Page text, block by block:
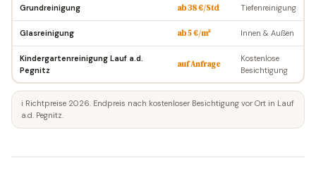
Grundreinigung ab 38 €/Std Tiefenreinigung
Glasreinigung ab 5 €/m² Innen & Außen
Kindergartenreinigung Lauf a.d.
Pegnitz
auf Anfrage
Kostenlose
Besichtigung
ℹ️ Richtpreise 2026. Endpreis nach kostenloser Besichtigung vor Ort in Lauf
a.d. Pegnitz.